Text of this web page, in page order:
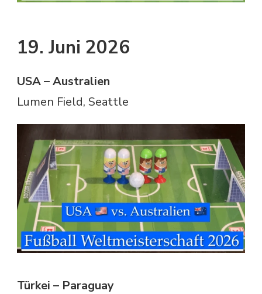
19. Juni 2026
USA – Australien
Lumen Field, Seattle
Türkei – Paraguay